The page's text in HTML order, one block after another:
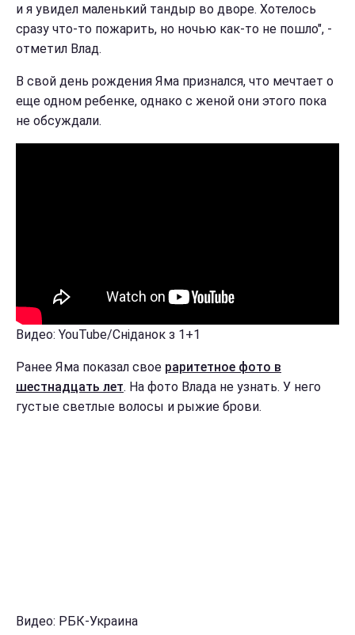
и я увидел маленький тандыр во дворе. Хотелось
сразу что-то пожарить, но ночью как-то не пошло", -
отметил Влад.
В свой день рождения Яма признался, что мечтает о
еще одном ребенке, однако с женой они этого пока
не обсуждали.
Видео: YouTube/Сніданок з 1+1
Ранее Яма показал свое раритетное фото в
шестнадцать лет. На фото Влада не узнать. У него
густые светлые волосы и рыжие брови.
Видео: РБК-Украина